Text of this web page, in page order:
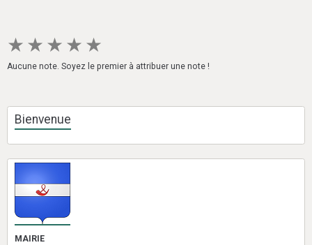
★ ★ ★ ★ ★
Aucune note. Soyez le premier à attribuer une note !
Bienvenue
MAIRIE